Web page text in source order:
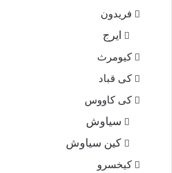
فریدون
ایرج
کیومرث
کی قباد
کی کاووس
سیاوش
کین سیاوش
کیخسرو